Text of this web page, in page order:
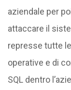
aziendale per
attaccare il
represse tutte
operative e di
SQL dentro